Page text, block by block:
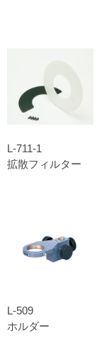
L-711-1
拡散フィルター
L-509
ホルダー